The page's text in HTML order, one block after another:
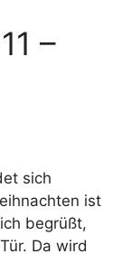
–
sich
ist
begrüßt,
Da wird